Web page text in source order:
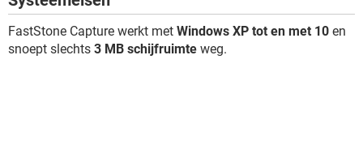
FastStone Capture werkt met Windows XP tot en met 10 en
snoept slechts 3 MB schijfruimte weg.